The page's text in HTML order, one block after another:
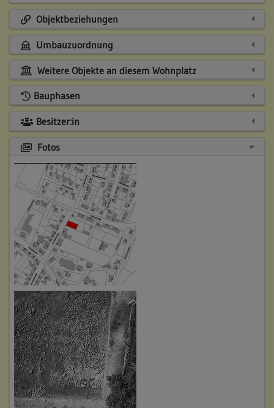
Objektbeziehungen
Umbauzuordnung
Weitere Objekte an diesem Wohnplatz
Bauphasen
Besitzer:in
Fotos